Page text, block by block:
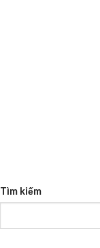
Tìm kiếm